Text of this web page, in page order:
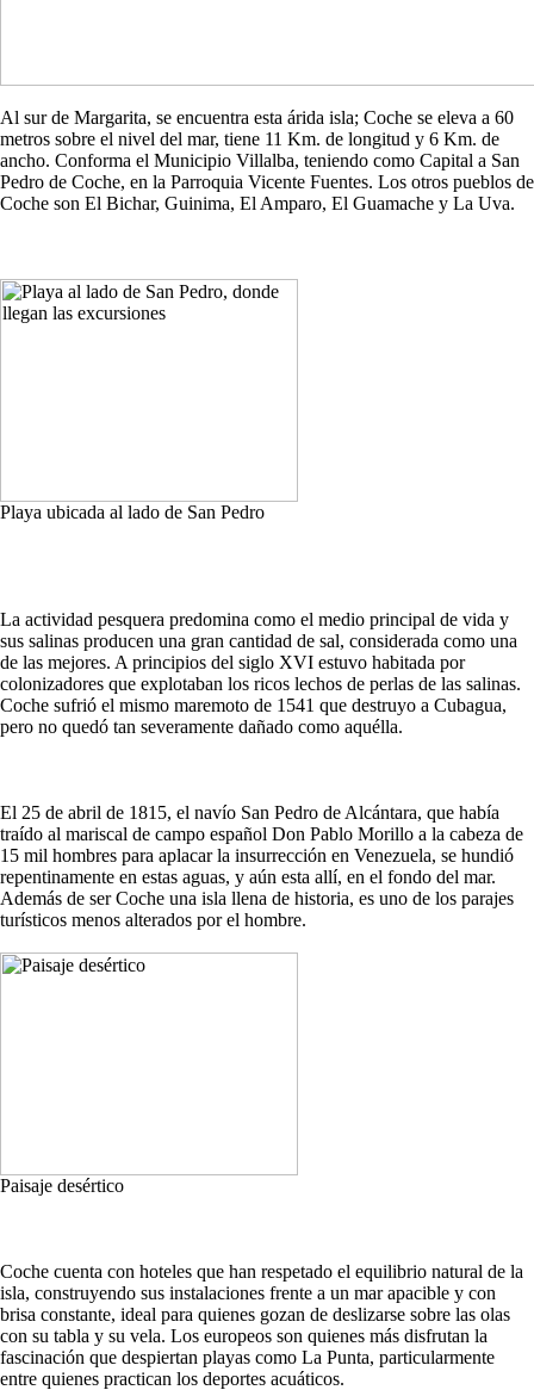
Al sur de Margarita, se encuentra esta árida isla; Coche se eleva a 60
metros sobre el nivel del mar, tiene 11 Km. de longitud y 6 Km. de
ancho. Conforma el Municipio Villalba, teniendo como Capital a San
Pedro de Coche, en la Parroquia Vicente Fuentes. Los otros pueblos de
Coche son El Bichar, Guinima, El Amparo, El Guamache y La Uva.
Playa ubicada al lado de San Pedro
La actividad pesquera predomina como el medio principal de vida y
sus salinas producen una gran cantidad de sal, considerada como una
de las mejores. A principios del siglo XVI estuvo habitada por
colonizadores que explotaban los ricos lechos de perlas de las salinas.
Coche sufrió el mismo maremoto de 1541 que destruyo a Cubagua,
pero no quedó tan severamente dañado como aquélla.
El 25 de abril de 1815, el navío San Pedro de Alcántara, que había
traído al mariscal de campo español Don Pablo Morillo a la cabeza de
15 mil hombres para aplacar la insurrección en Venezuela, se hundió
repentinamente en estas aguas, y aún esta allí, en el fondo del mar.
Además de ser Coche una isla llena de historia, es uno de los parajes
turísticos menos alterados por el hombre.
Paisaje desértico
Coche cuenta con hoteles que han respetado el equilibrio natural de la
isla, construyendo sus instalaciones frente a un mar apacible y con
brisa constante, ideal para quienes gozan de deslizarse sobre las olas
con su tabla y su vela. Los europeos son quienes más disfrutan la
fascinación que despiertan playas como La Punta, particularmente
entre quienes practican los deportes acuáticos.